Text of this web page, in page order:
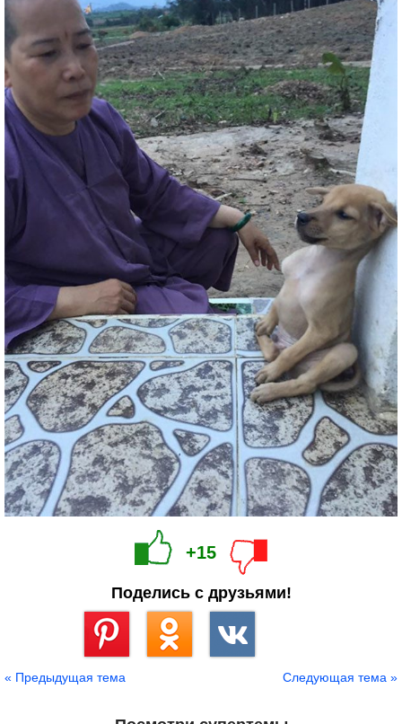
+15
Поделись с друзьями!
« Предыдущая тема Следующая тема »